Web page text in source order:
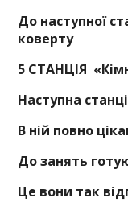
До наступної
коверту
5 СТАНЦІЯ
Наступна
В ній повно
До занять
Це вони так